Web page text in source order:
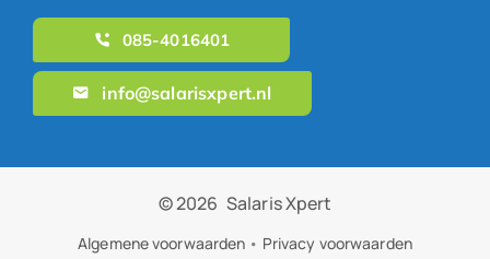
085-4016401
info@salarisxpert.nl
© 2026 Salaris Xpert
Algemene voorwaarden • Privacy voorwaarden